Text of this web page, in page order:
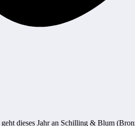
geht dieses Jahr an Schilling & Blum